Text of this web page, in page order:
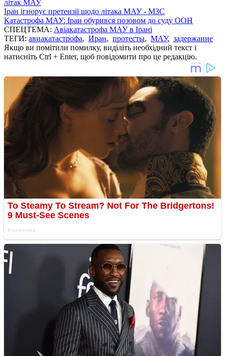
літак МАУ
Іран ігнорує претензії щодо літака МАУ - МЗС
Катастрофа МАУ: Іран обурився позовом до суду ООН
СПЕЦТЕМА: Авіакатастрофа МАУ в Ірані
ТЕГИ: авиакатастрофа, Иран, протесты, МАУ, задержание
Якщо ви помітили помилку, виділіть необхідний текст і
натисніть Ctrl + Enter, щоб повідомити про це редакцію.